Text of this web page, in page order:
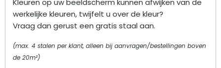
werkelijke kleuren, twijfelt u over de kleur?
Vraag dan gerust een gratis staal aan.
(max. 4 stalen per klant, alleen bij aanvragen/bestellingen boven
de 20m²)